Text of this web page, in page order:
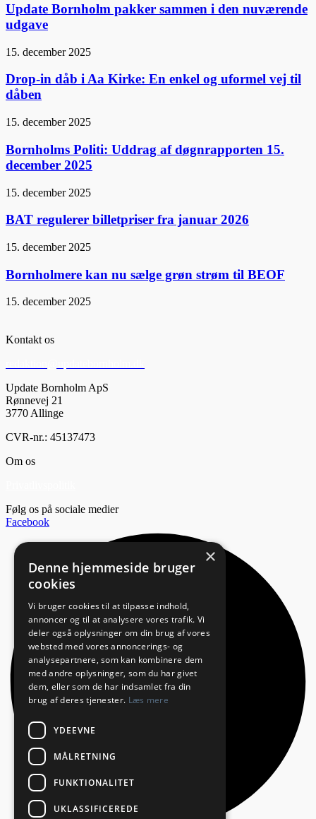
Update Bornholm pakker sammen i den nuværende
udgave
15. december 2025
Drop-in dåb i Aa Kirke: En enkel og uformel vej til
dåben
15. december 2025
Bornholms Politi: Uddrag af døgnrapporten 15.
december 2025
15. december 2025
BAT regulerer billetpriser fra januar 2026
15. december 2025
Bornholmere kan nu sælge grøn strøm til BEOF
15. december 2025
Kontakt os
Update Bornholm ApS
Rønnevej 21
3770 Allinge
CVR-nr.: 45137473
Om os
Følg os på sociale medier
Facebook
×
Denne hjemmeside bruger
cookies
Vi bruger cookies til at tilpasse indhold,
annoncer og til at analysere vores trafik. Vi
deler også oplysninger om din brug af vores
websted med vores annoncerings- og
analysepartnere, som kan kombinere dem
med andre oplysninger, som du har givet
dem, eller som de har indsamlet fra din
brug af deres tjenester. Læs mere
YDEEVNE
MÅLRETNING
FUNKTIONALITET
UKLASSIFICEREDE